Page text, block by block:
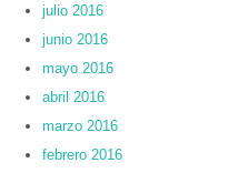
julio 2016
junio 2016
mayo 2016
abril 2016
marzo 2016
febrero 2016